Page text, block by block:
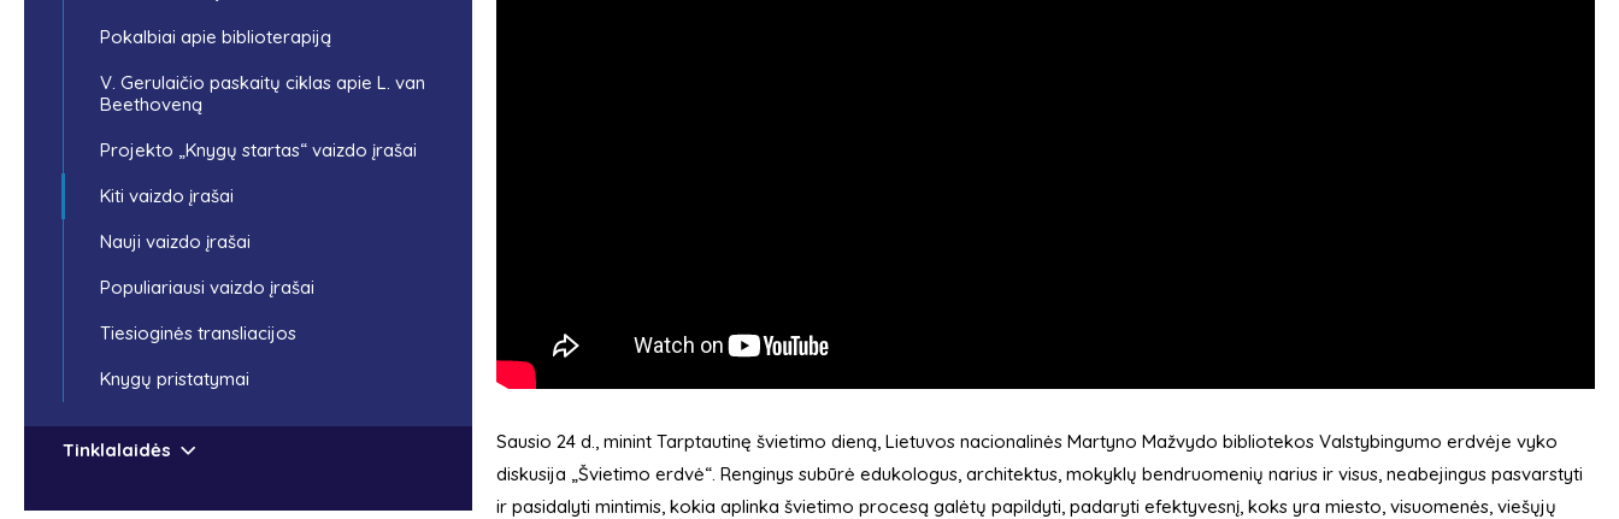
Sausio 24 d., minint Tarptautinę švietimo dieną, Lietuvos nacionalinės Martyno Mažvydo bibliotekos Valstybingumo erdvėje vyko
diskusija „Švietimo erdvė“. Renginys subūrė edukologus, architektus, mokyklų bendruomenių narius ir visus, neabejingus pasvarstyti
ir pasidalyti mintimis, kokia aplinka švietimo procesą galėtų papildyti, padaryti efektyvesnį, koks yra miesto, visuomenės, viešųjų
Pokalbiai apie biblioterapiją
V. Gerulaičio paskaitų ciklas apie L. van
Beethoveną
Projekto „Knygų startas“ vaizdo įrašai
Kiti vaizdo įrašai
Nauji vaizdo įrašai
Populiariausi vaizdo įrašai
Tiesioginės transliacijos
Knygų pristatymai
Tinklalaidės